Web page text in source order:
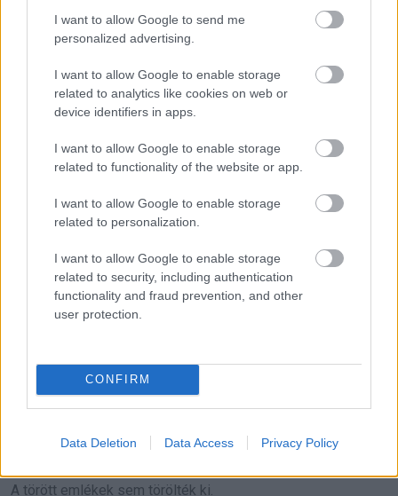
I want to allow Google to send me
personalized advertising.
I want to allow Google to enable storage
related to analytics like cookies on web or
device identifiers in apps.
I want to allow Google to enable storage
related to functionality of the website or app.
I want to allow Google to enable storage
related to personalization.
I want to allow Google to enable storage
related to security, including authentication
functionality and fraud prevention, and other
user protection.
CONFIRM
Data Deletion Data Access Privacy Policy
„Akkor miért nem jön?” mondta Mason, és az arca komoly
Lucas leguggolt.
„Keresem őt.”
„A jó dolgokhoz idő kell”, mondta. „De megérkeznek.”
Mielőtt Lucas elindult volna, Mason újra megrántotta a
kabátját.
dalunkra.”
És énekelni kezdett.
Ugyanazt az altatót, amit Lucas és Ryan gyerekként talált ki.
A törött emlékek sem törölték ki.